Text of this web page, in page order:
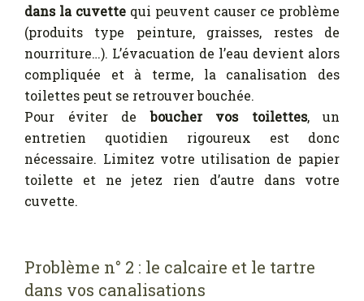
dans la cuvette qui peuvent causer ce problème
(produits type peinture, graisses, restes de
nourriture…). L’évacuation de l’eau devient alors
compliquée et à terme, la canalisation des
toilettes peut se retrouver bouchée.
Pour éviter deboucher vos toilettes, un
entretien quotidien rigoureux est donc
nécessaire. Limitez votre utilisation de papier
toilette et ne jetez rien d’autre dans votre
cuvette.
Problème n° 2 : le calcaire et le tartre
dans vos canalisations